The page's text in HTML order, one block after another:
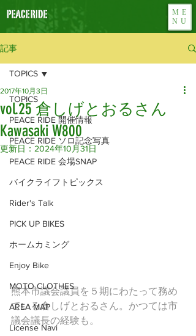
ME
NU
記事
TOPICS
PEACE RIDE 開催情報
PEACE RIDE ソロ記念写真
PEACE RIDE 会場SNAP
バイクライフトピックス
Rider's Talk
PICK UP BIKES
ホームカミング
Enjoy Bike
MOTO CLOTHES
AREA MAP
License Navi
TOPICS
vol.25 倉しげとおるさん
Kawasaki W800
2017年10月3日
更新日： 2024年10月31日
熊本市議会議員を５期にわたって務め
ている倉しげとおるさん。かつては市
議会議長の経験も。